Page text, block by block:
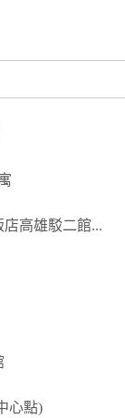
高雄駁二館...
心點)